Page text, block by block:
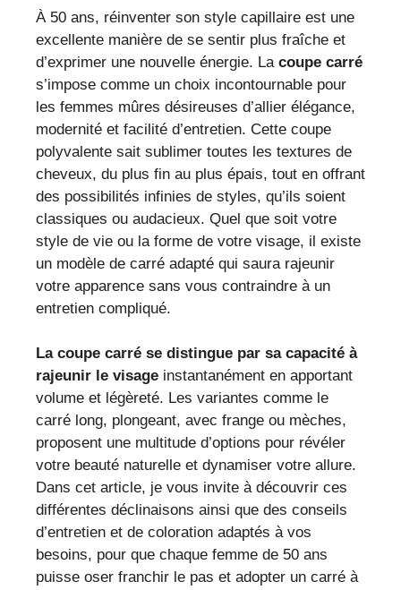
À 50 ans, réinventer son style capillaire est une
excellente manière de se sentir plus fraîche et
d’exprimer une nouvelle énergie. La coupe carré
s’impose comme un choix incontournable pour
les femmes mûres désireuses d’allier élégance,
modernité et facilité d’entretien. Cette coupe
polyvalente sait sublimer toutes les textures de
cheveux, du plus fin au plus épais, tout en offrant
des possibilités infinies de styles, qu’ils soient
classiques ou audacieux. Quel que soit votre
style de vie ou la forme de votre visage, il existe
un modèle de carré adapté qui saura rajeunir
votre apparence sans vous contraindre à un
entretien compliqué.
La coupe carré se distingue par sa capacité à
rajeunir le visage instantanément en apportant
volume et légèreté. Les variantes comme le
carré long, plongeant, avec frange ou mèches,
proposent une multitude d’options pour révéler
votre beauté naturelle et dynamiser votre allure.
Dans cet article, je vous invite à découvrir ces
différentes déclinaisons ainsi que des conseils
d’entretien et de coloration adaptés à vos
besoins, pour que chaque femme de 50 ans
puisse oser franchir le pas et adopter un carré à